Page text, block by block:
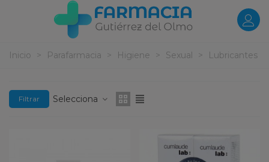
Inicio > Parafarmacia > Higiene > Sexual > Lubricantes
Filtrar Selecciona